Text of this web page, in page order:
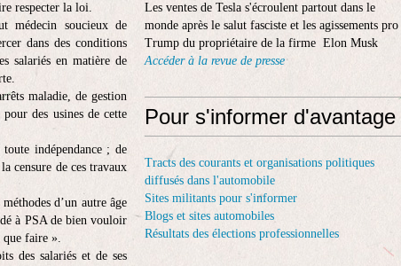
respecter la loi.
médecin soucieux de
dans des conditions
salariés en matière de
maladie, de gestion
des usines de cette
indépendance ; de
censure de ces travaux
d’un autre âge
à PSA de bien vouloir
que faire ».
des salariés et de ses
Les ventes de Tesla s'écroulent partout dans le
monde après le salut fasciste et les agissements pro
Trump du propriétaire de la firme Elon Musk
Accéder à la revue de presse
Pour s'informer d'avantage
Tracts des courants et organisations politiques
diffusés dans l'automobile
Sites militants pour s'informer
Blogs et sites automobiles
Résultats des élections professionnelles